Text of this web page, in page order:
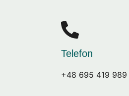
Telefon
+48 695 419 989